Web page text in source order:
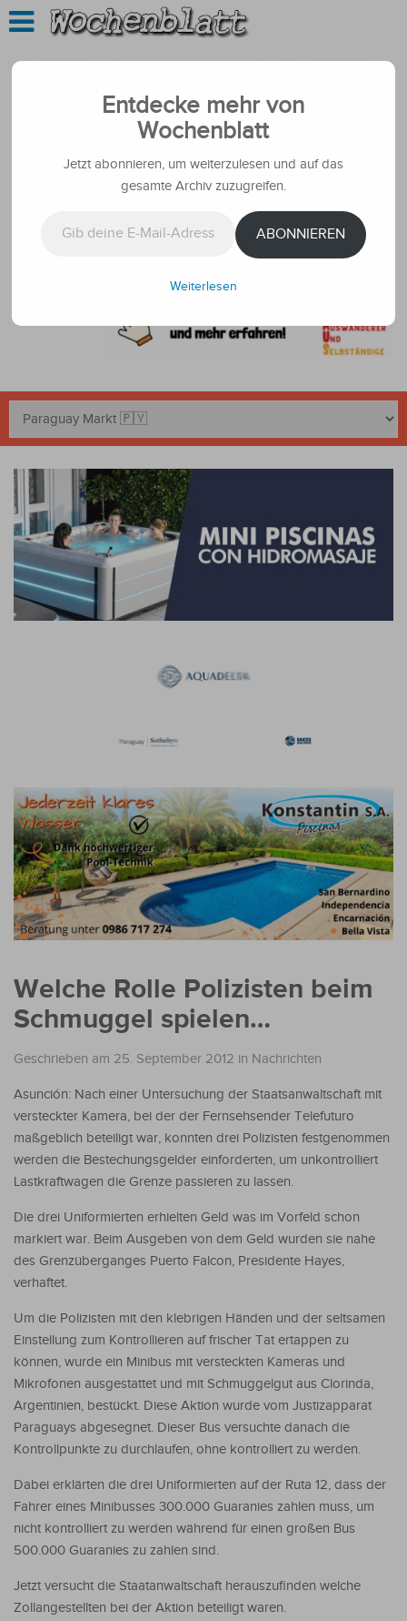
Welche Rolle Polizisten beim
Schmuggel spielen…
Geschrieben am 25. September 2012 in Nachrichten
Asunción: Nach einer Untersuchung der Staatsanwaltschaft mit
versteckter Kamera, bei der der Fernsehsender Telefuturo
maßgeblich beteiligt war, konnten drei Polizisten festgenommen
werden die Bestechungsgelder einforderten, um unkontrolliert
Lastkraftwagen die Grenze passieren zu lassen.
Die drei Uniformierten erhielten Geld was im Vorfeld schon
markiert war. Beim Ausgeben von dem Geld wurden sie nahe
des Grenzüberganges Puerto Falcon, Presidente Hayes,
verhaftet.
Um die Polizisten mit den klebrigen Händen und der seltsamen
Einstellung zum Kontrollieren auf frischer Tat ertappen zu
können, wurde ein Minibus mit versteckten Kameras und
Mikrofonen ausgestattet und mit Schmuggelgut aus Clorinda,
Argentinien, bestückt. Diese Aktion wurde vom Justizapparat
Paraguays abgesegnet. Dieser Bus versuchte danach die
Kontrollpunkte zu durchlaufen, ohne kontrolliert zu werden.
Dabei erklärten die drei Uniformierten auf der Ruta 12, dass der
Fahrer eines Minibusses 300.000 Guaranies zahlen muss, um
nicht kontrolliert zu werden während für einen großen Bus
500.000 Guaranies zu zahlen sind.
Jetzt versucht die Staatanwaltschaft herauszufinden welche
Zollangestellten bei der Aktion beteiligt waren.
Entdecke mehr von
Wochenblatt
Jetzt abonnieren, um weiterzulesen und auf das
gesamte Archiv zuzugreifen.
ABONNIEREN
Weiterlesen